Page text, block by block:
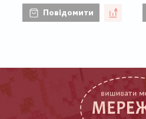
Повідомити